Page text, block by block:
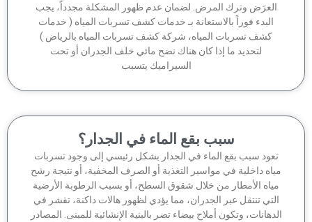
العرَض وترك المرض. لضمان عدم ظهور المشكلة مجدداً، يجب
البدء فوراً بالاستعانة بـ خدمات كشف تسربات المياه ( خدمات
كشف تسربات المياه، شركة كشف تسربات المياه بالرياض )
لتحديد ما إذا كان هناك نضح مائي خلف الجدران أو تحت
السيراميك يتسبب
سبب بقع الماء في الجدار؟
سبب بقع الماء في الجدار بشكل رئيسي إلى وجود تسربات
داخلية في مواسير التغذية أو الصرف المخفية، أو نتيجة رشح
الأمطار من خلال شقوق السطح، أو بسبب الرطوبة الأرضية
تنتقل عبر الجدران، مما يؤدي لظهور هالات داكنة، تقشر في
وتكون أملاح بيضاء تضر بالبنية الإنشائية للمبنى. المصادر